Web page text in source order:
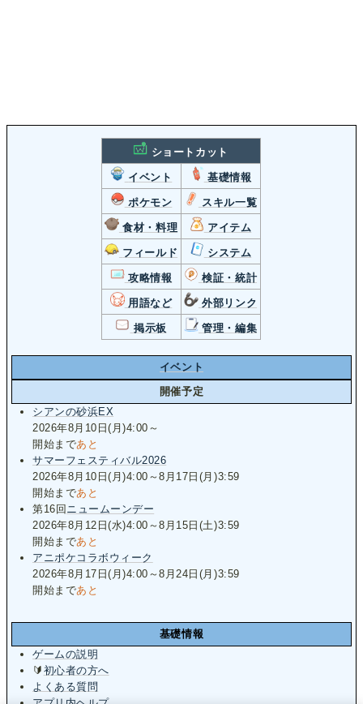
ショートカット
イベント 基礎情報
ポケモン スキル一覧
食材・料理 アイテム
フィールド システム
攻略情報 検証・統計
用語など 外部リンク
掲示板 管理・編集
イベント
開催予定
シアンの砂浜EX
2026年8月10日(月)4:00～
開始まであと
サマーフェスティバル2026
2026年8月10日(月)4:00～8月17日(月)3:59
開始まであと
第16回 ニュームーンデー
2026年8月12日(水)4:00～8月15日(土)3:59
開始まであと
アニポケコラボウィーク
2026年8月17日(月)4:00～8月24日(月)3:59
開始まであと
基礎情報
ゲームの説明
🔰 初心者の方へ
よくある質問